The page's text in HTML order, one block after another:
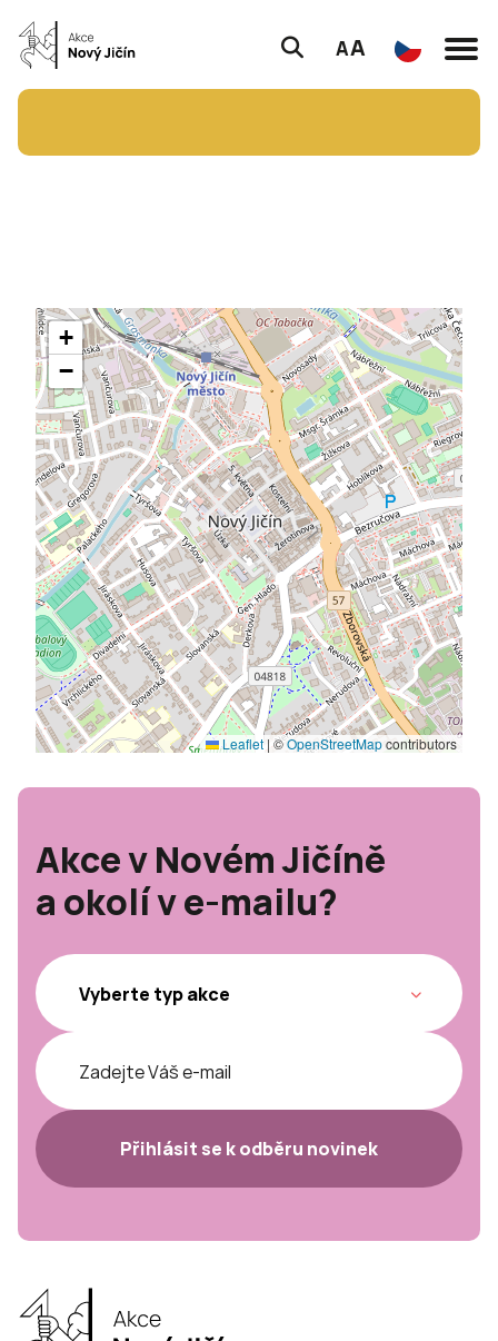
AA
+
−
Leaflet |©OpenStreetMapcontributors
Akce v Novém Jičíně
a okolí v e-mailu?
Přihlásit se k odběru novinek